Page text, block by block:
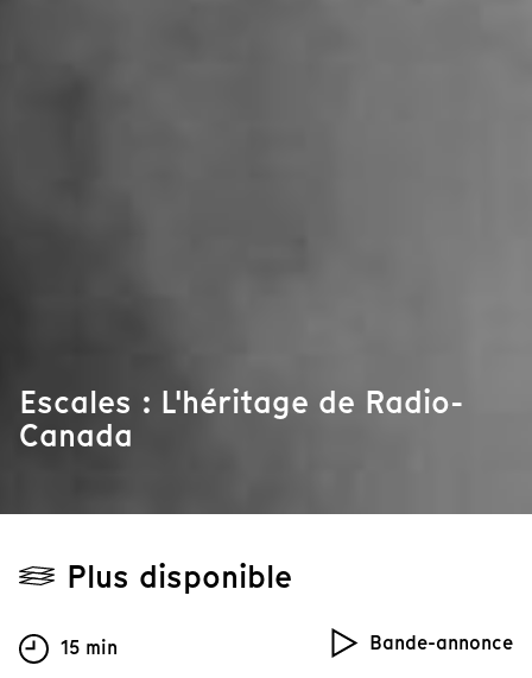
Escales : L'héritage de Radio-
Canada
Plus disponible
Bande-annonce
15 min